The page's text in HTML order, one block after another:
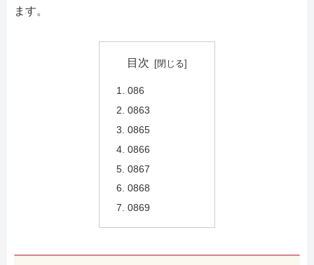
ます。
目次
086
0863
0865
0866
0867
0868
0869